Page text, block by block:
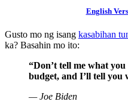
English
Gusto mo ng isang kasabihan
ka? Basahin mo ito:
“Don’t tell me what
budget, and I’ll tell you
— Joe Biden